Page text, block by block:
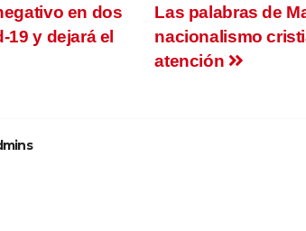
Las palabras de
nacionalismo
atención
en dos
y dejará el